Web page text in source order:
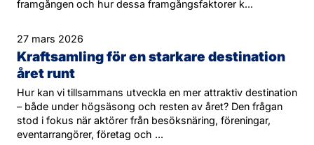
framgången och hur dessa framgångsfaktorer k...
27 mars 2026
Kraftsamling för en starkare destination
året runt
Hur kan vi tillsammans utveckla en mer attraktiv destination
– både under högsäsong och resten av året? Den frågan
stod i fokus när aktörer från besöksnäring, föreningar,
eventarrangörer, företag och ...